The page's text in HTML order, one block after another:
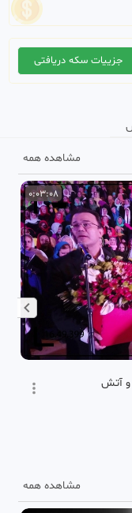
جزییات سکه دریافتی
مشاهده همه
0:03:08
و آتش
مشاهده همه